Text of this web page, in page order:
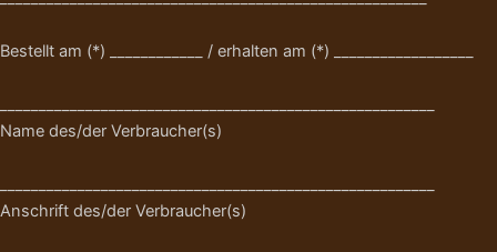
Bestellt am (*) ____________ / erhalten am (*) __________________
Name des/der Verbraucher(s)
Anschrift des/der Verbraucher(s)